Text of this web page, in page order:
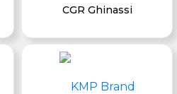
CGR Ghinassi